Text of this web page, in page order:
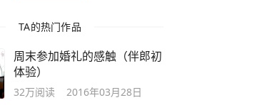
TA的热门作品
周末参加婚礼的感触（伴郎初
体验）
32万阅读 2016年03月28日